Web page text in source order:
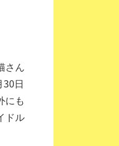
さん
日
にも
ドル